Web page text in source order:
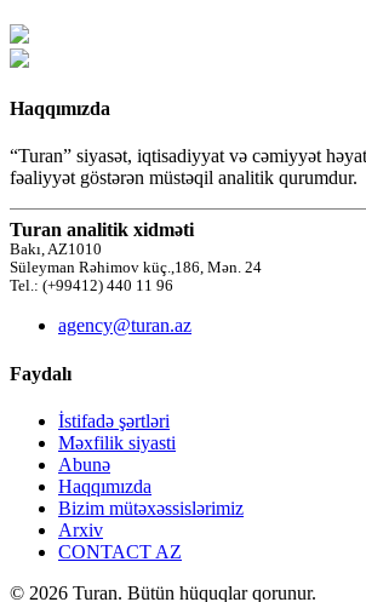
Haqqımızda
“Turan” siyasət, iqtisadiyyat və cəmiyyət
fəaliyyət göstərən müstəqil analitik qurumdur.
Turan analitik xidməti
Bakı, AZ1010
Süleyman Rəhimov küç.,186, Mən. 24
Tel.: (+99412) 440 11 96
agency@turan.az
Faydalı
İstifadə şərtləri
Məxfilik siyasti
Abunə
Haqqımızda
Bizim mütəxəssislərimiz
Arxiv
CONTACT AZ
© 2026 Turan. Bütün hüquqlar qorunur.